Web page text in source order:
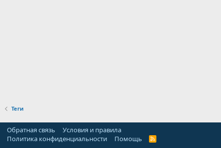
Теги
Обратная связь
Условия и правила
Политика конфиденциальности
Помощь
R